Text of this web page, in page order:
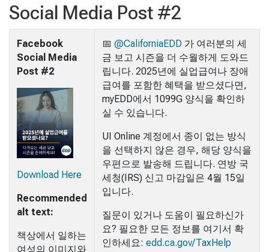
Social Media Post #2
Facebook
Social Media
Post #2
Download Here
Recommended
alt text:
책상에서 일하는
여성의 이미지와
📅 @CaliforniaEDD 가 여러분의 세
금 보고 시즌을 더 수월하게 도와드
립니다. 2025년에 실업급여나 장애
급여를 포함한 혜택을 받으셨다면,
myEDD에서 1099G 양식을 확인하
실 수 있습니다.
UI Online 계정에서 종이 없는 방식
을 선택하지 않은 경우, 해당 양식을
우편으로 발송해 드립니다. 연방 국
세청(IRS) 신고 마감일은 4월 15일
입니다.
질문이 있거나 도움이 필요하신가
요? 필요한 모든 정보를 여기서 확
인하세요: edd.ca.gov/TaxHelp